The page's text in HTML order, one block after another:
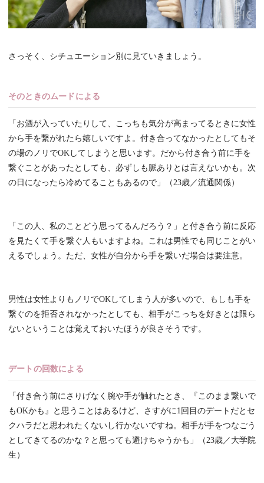
さっそく、シチュエーション別に見ていきましょう。
そのときのムードによる
「お酒が入っていたりして、こっちも気分が高まってるときに女性
から手を繋がれたら嬉しいですよ。付き合ってなかったとしてもそ
の場のノリでOKしてしまうと思います。だから付き合う前に手を
繋ぐことがあったとしても、必ずしも脈ありとは言えないかも。次
の日になったら冷めてることもあるので」（23歳／流通関係）
「この人、私のことどう思ってるんだろう？」と付き合う前に反応
を見たくて手を繋ぐ人もいますよね。これは男性でも同じことがい
えるでしょう。ただ、女性が自分から手を繋いだ場合は要注意。
男性は女性よりもノリでOKしてしまう人が多いので、もしも手を
繋ぐのを拒否されなかったとしても、相手がこっちを好きとは限ら
ないということは覚えておいたほうが良さそうです。
デートの回数による
「付き合う前にさりげなく腕や手が触れたとき、『このまま繋いで
もOKかも』と思うことはあるけど、さすがに1回目のデートだとセ
クハラだと思われたくないし行かないですね。相手が手をつなごう
としてきてるのかな？と思っても避けちゃうかも」（23歳／大学院
生）